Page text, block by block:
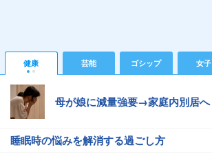
健康 芸能 ゴシップ 女子
母が娘に減量強要→家庭内別居へ
睡眠時の悩みを解消する過ごし方